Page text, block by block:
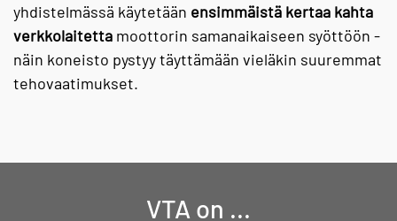
yhdistelmässä käytetään ensimmäistä kertaa kahta
verkkolaitetta moottorin samanaikaiseen syöttöön -
näin koneisto pystyy täyttämään vieläkin suuremmat
tehovaatimukset.
VTA on ...